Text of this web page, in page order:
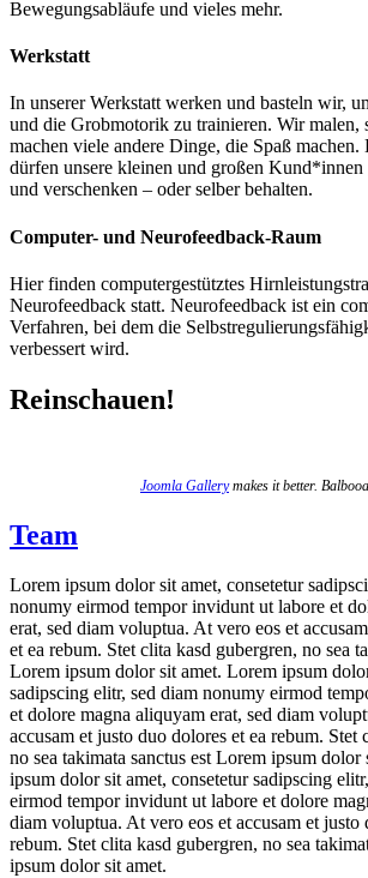
Bewegungsabläufe und vieles mehr.
Werkstatt
In unserer Werkstatt werken und basteln wir,
und die Grobmotorik zu trainieren. Wir malen,
machen viele andere Dinge, die Spaß machen.
dürfen unsere kleinen und großen Kund*innen
und verschenken – oder selber behalten.
Computer- und Neurofeedback-Raum
Hier finden computergestütztes
Neurofeedback statt. Neurofeedback ist ein
Verfahren, bei dem die
verbessert wird.
Reinschauen!
Joomla Gallerymakes it better.
Team
Lorem ipsum dolor sit amet, consetetur
nonumy eirmod tempor invidunt ut labore et
erat, sed diam voluptua. At vero eos et
et ea rebum. Stet clita kasd gubergren, no sea
Lorem ipsum dolor sit amet. Lorem ipsum
sadipscing elitr, sed diam nonumy eirmod
et dolore magna aliquyam erat, sed diam
accusam et justo duo dolores et ea rebum. Stet
no sea takimata sanctus est Lorem ipsum
ipsum dolor sit amet, consetetur sadipscing
eirmod tempor invidunt ut labore et dolore
diam voluptua. At vero eos et accusam et justo
rebum. Stet clita kasd gubergren, no sea
ipsum dolor sit amet.